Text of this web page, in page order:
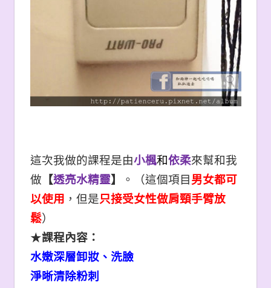
這次我做的課程是由小楓和依柔來幫和我
做 【透亮水精靈】 。（這個項目男女都可
以使用 ，但是只接受女性做肩頸手臂放
鬆）
★課程內容：
水嫩深層卸妝、洗臉
淨晰清除粉刺